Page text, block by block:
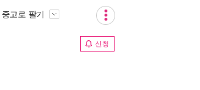
중고로 팔기
신청